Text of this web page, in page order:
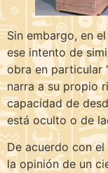
Sin embargo, en
ese intento de
obra en particular
narra a su propio
capacidad de
está oculto o de
De acuerdo con
la opinión de un